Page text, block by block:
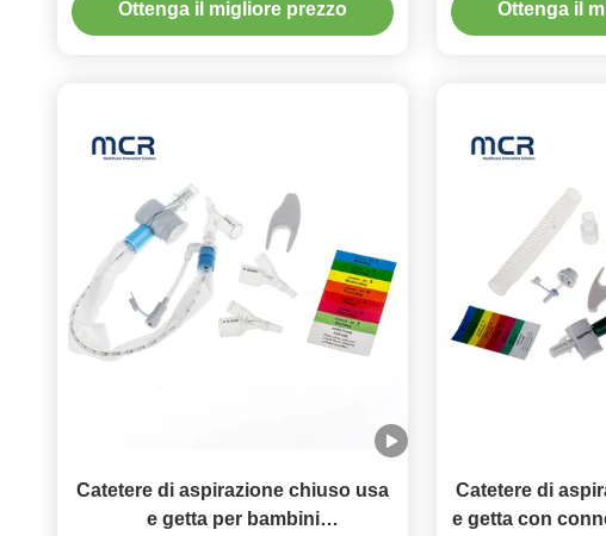
Ottenga il migliore prezzo
Ottenga il
Catetere di aspirazione chiuso usa
e getta per bambini
Catetere di
e getta con